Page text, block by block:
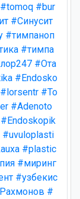
#tomoq #bur
#Синусит
#тимпаноп
#тимпа
#Ота
#Endosko
#lorsentr #To
#Adenoto
#Endoskopik
#uvuloplasti
#plastic
#миринг
#узбекис
#